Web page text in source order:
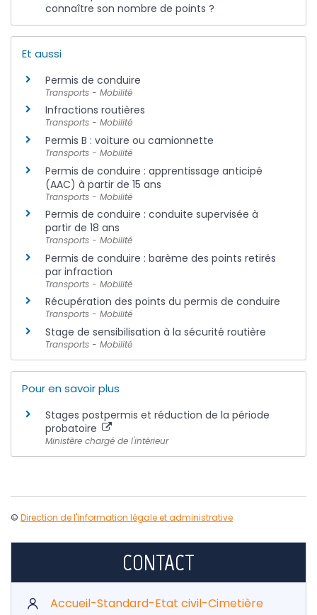
connaître son nombre de points ?
Et aussi
Permis de conduire
Transports - Mobilité
Infractions routières
Transports - Mobilité
Permis B : voiture ou camionnette
Transports - Mobilité
Permis de conduire : apprentissage anticipé
(AAC) à partir de 15 ans
Transports - Mobilité
Permis de conduire : conduite supervisée à
partir de 18 ans
Transports - Mobilité
Permis de conduire : barème des points retirés
par infraction
Transports - Mobilité
Récupération des points du permis de conduire
Transports - Mobilité
Stage de sensibilisation à la sécurité routière
Transports - Mobilité
Pour en savoir plus
Stages postpermis et réduction de la période
probatoire
Ministère chargé de l'intérieur
© Direction de l'information légale et administrative
CONTACT
Accueil-Standard-Etat civil-Cimetière